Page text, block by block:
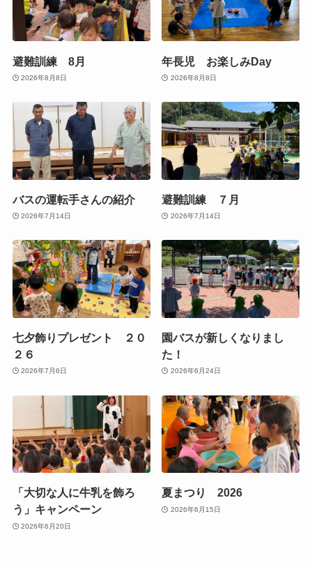
避難訓練 8月
2026年8月8日
年長児 お楽しみDay
2026年8月8日
バスの運転手さんの紹介
2026年7月14日
避難訓練 ７月
2026年7月14日
七夕飾りプレゼント ２０
２６
2026年7月6日
園バスが新しくなりまし
た！
2026年6月24日
「大切な人に牛乳を飾ろ
う」キャンペーン
2026年6月20日
夏まつり 2026
2026年6月15日